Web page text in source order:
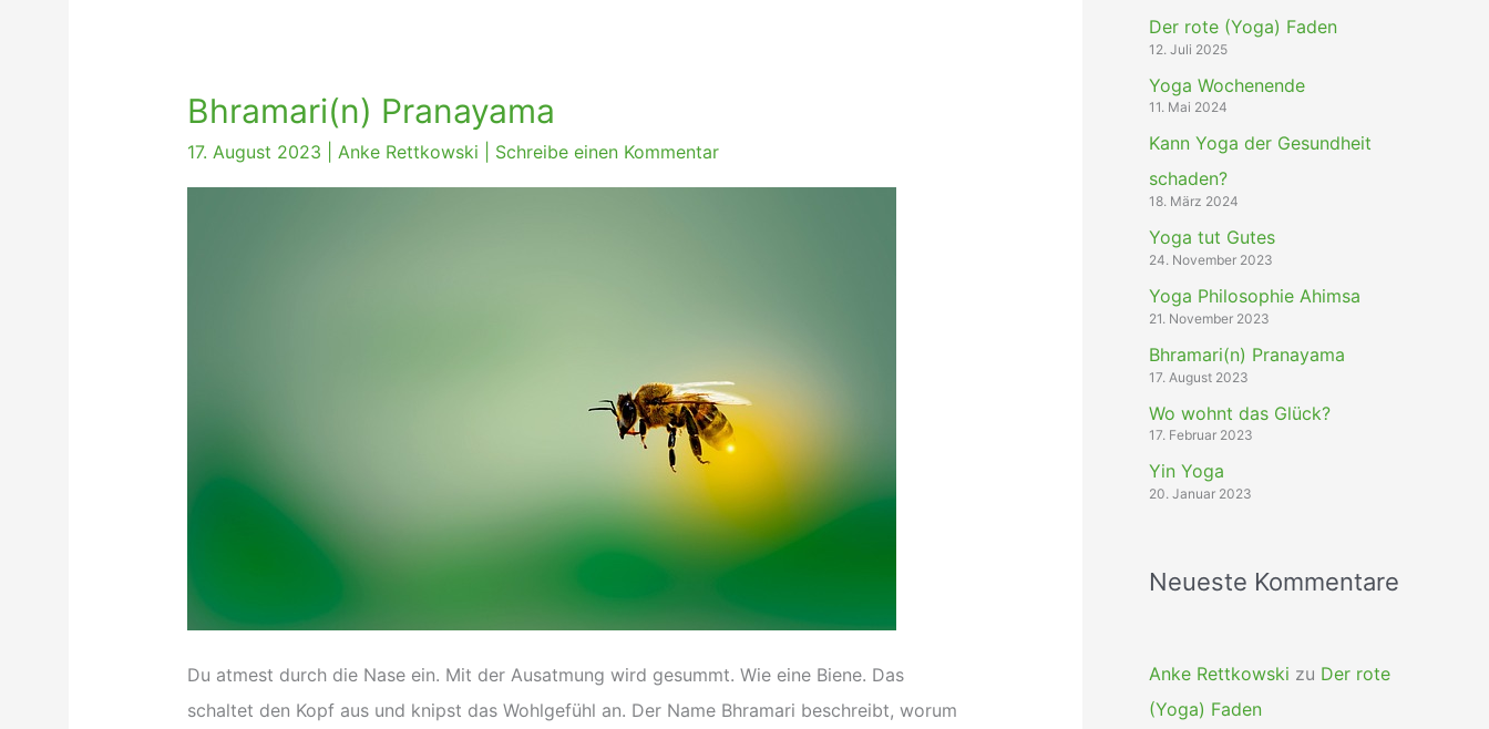
Bhramari(n) Pranayama
17. August 2023 Anke Rettkowski Schreibe einen Kommentar
Du atmest durch die Nase ein. Mit der Ausatmung wird gesummt. Wie eine Biene. Das
schaltet den Kopf aus und knipst das Wohlgefühl an. Der Name Bhramari beschreibt, worum
Der rote (Yoga) Faden
12. Juli 2025
Yoga Wochenende
11. Mai 2024
Kann Yoga der Gesundheit
schaden?
18. März 2024
Yoga tut Gutes
24. November 2023
Yoga Philosophie Ahimsa
21. November 2023
Bhramari(n) Pranayama
17. August 2023
Wo wohnt das Glück?
17. Februar 2023
Yin Yoga
20. Januar 2023
Neueste Kommentare
Anke Rettkowski zu Der rote
(Yoga) Faden